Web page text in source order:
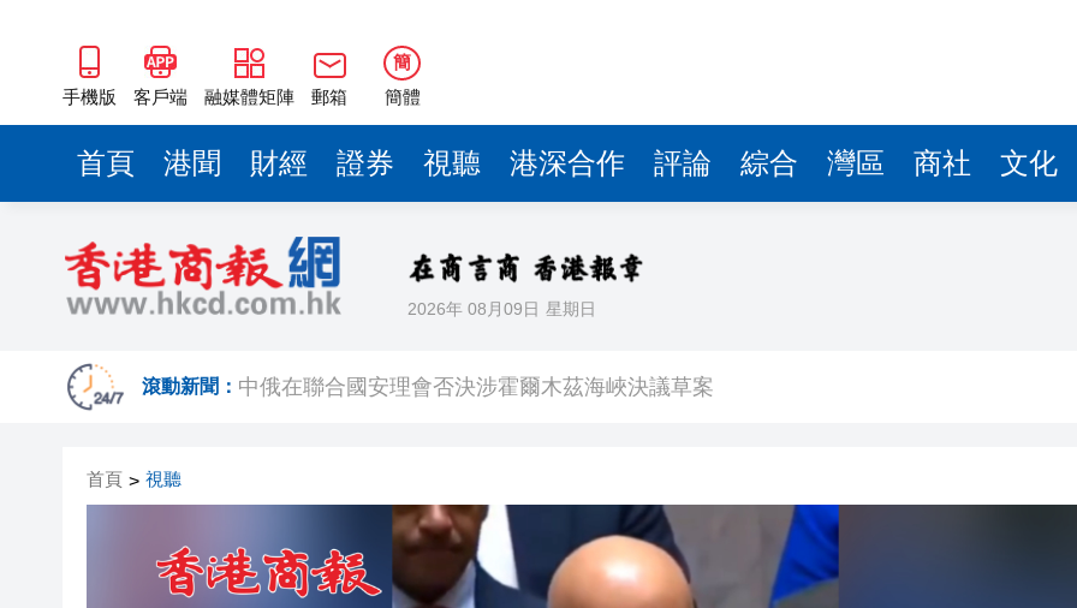
手機版 客戶端 融媒體矩陣 郵箱
簡
簡體
首頁 港聞 財經 證券 視聽 港深合作 評論 綜合 灣區 商社 文化
2026年 08月09日 星期日
滾動新聞：
檢察機關依法對馮志斌涉嫌受賄、利用影響力受賄、國有公司人員濫用職權案提起公訴
伊朗公布10項停戰條款主要內容
特朗普重提吞並格陵蘭島意願
鄧炳強：香港仍面對國安風險 將採取六大策略打擊「軟對抗」
伊朗：霍爾木茲海峽將開放兩周
有片丨中俄否決安理會涉霍爾木茲海峽決議
特朗普重提吞並格陵蘭島意願
不產糖的縣城走出糖業帝國：曹永興的「北上南下」
首頁 > 視聽